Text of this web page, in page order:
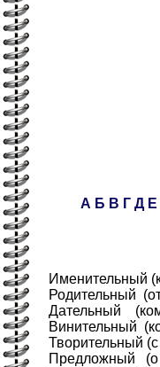
А Б В Г Д Е
Именительный
Родительный
Дательный
Винительный
Творительный
Предложный